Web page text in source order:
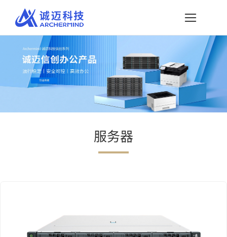
服务器